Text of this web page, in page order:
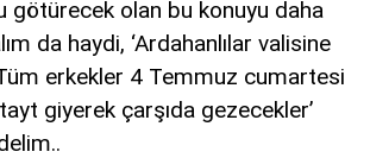
götürecek olan bu konuyu daha
da haydi, ‘Ardahanlılar valisine
Tüm erkekler 4 Temmuz cumartesi
giyerek çarşıda gezecekler’